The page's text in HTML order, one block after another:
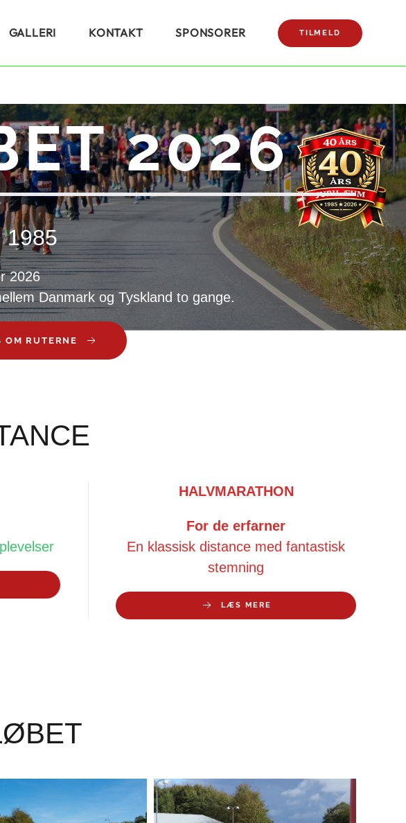
GALLERI KONTAKT SPONSORER TILMELD
2026
1985
2026
Danmark og Tyskland to gange.
RUTERNE
HALVMARATHON
For de erfarner
En klassisk distance med fantastisk
stemning
LÆS MERE